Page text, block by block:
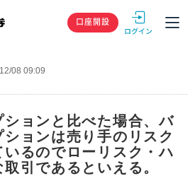
GMOクリック
口座開設
08 09:09
ションと比べた場合、バ
ョンは売り手のリスク
いるのでローリスク・ハ
引であるといえる。